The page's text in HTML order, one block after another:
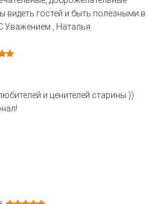
видеть гостей и быть полезными в
Уважением , Наталья.
и ценителей старины ))